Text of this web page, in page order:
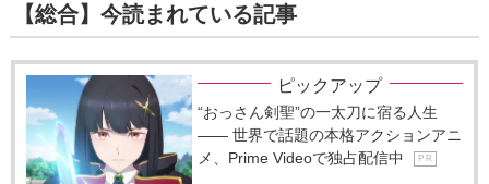
【総合】今読まれている記事
ピックアップ
“おっさん剣聖”の一太刀に宿る人生
―― 世界で話題の本格アクションアニ
メ、Prime Videoで独占配信中
P R